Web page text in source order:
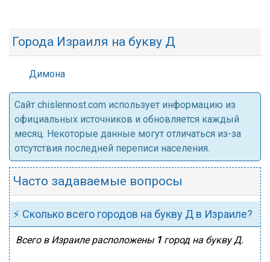
Города Израиля на букву Д
Димона
Cайт chislennost.com использует информацию из
официальных источников и обновляется каждый
месяц. Некоторые данные могут отличаться из-за
отсутствия последней переписи населения.
Часто задаваемые вопросы
⚡ Сколько всего городов на букву Д в Израиле?
Всего в Израиле расположены 1город на букву Д.